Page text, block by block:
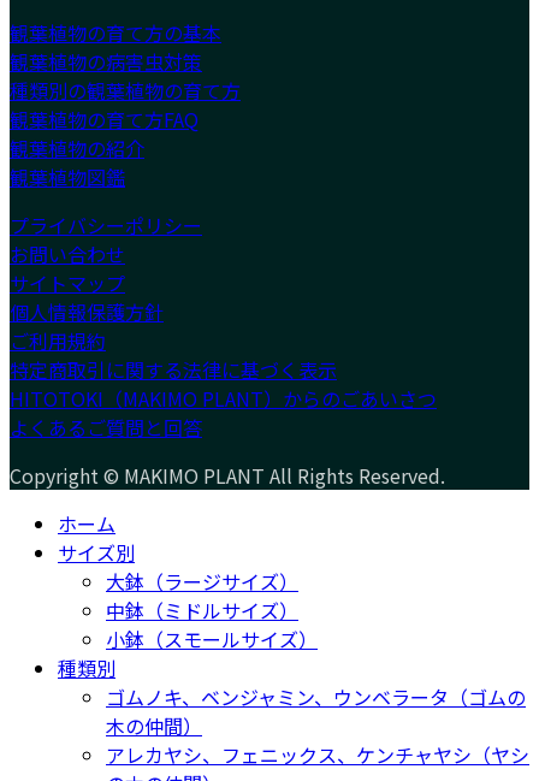
観葉植物の育て方の基本
観葉植物の病害虫対策
種類別の観葉植物の育て方
観葉植物の育て方FAQ
観葉植物の紹介
観葉植物図鑑
プライバシーポリシー
お問い合わせ
サイトマップ
個人情報保護方針
ご利用規約
特定商取引に関する法律に基づく表示
HITOTOKI（MAKIMO PLANT）からのごあいさつ
よくあるご質問と回答
Copyright © MAKIMO PLANT All Rights Reserved.
ホーム
サイズ別
大鉢（ラージサイズ）
中鉢（ミドルサイズ）
小鉢（スモールサイズ）
種類別
ゴムノキ、ベンジャミン、ウンベラータ（ゴムの
木の仲間）
アレカヤシ、フェニックス、ケンチャヤシ（ヤシ